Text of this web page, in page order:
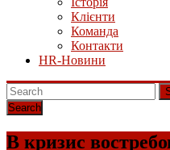
Клієнти
Команда
Контакти
HR-Новини
В кризис